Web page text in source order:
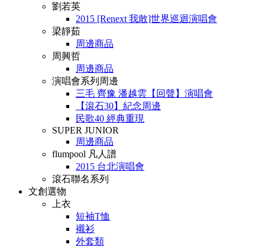
劉若英
2015 [Renext 我敢]世界巡迴演唱會
梁靜茹
周邊商品
周興哲
周邊商品
演唱會系列周邊
三毛 齊豫 潘越雲【回聲】演唱會
【滾石30】紀念周邊
民歌40 經典重現
SUPER JUNIOR
周邊商品
flumpool 凡人譜
2015 台北演唱會
滾石聯名系列
文創選物
上衣
短袖T恤
襯衫
外套類